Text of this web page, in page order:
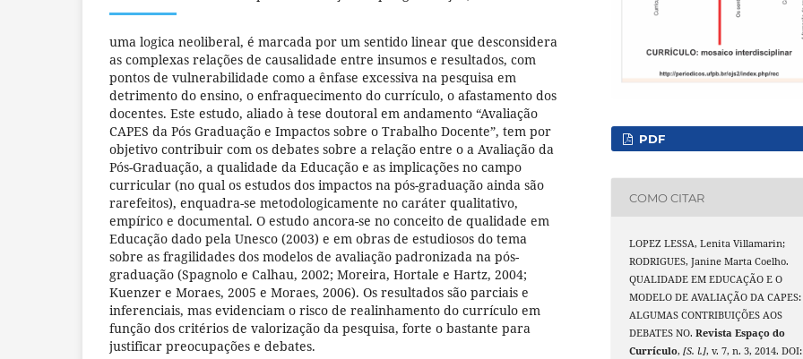
uma logica neoliberal, é marcada por um sentido linear que desconsidera
as complexas relações de causalidade entre insumos e resultados, com
pontos de vulnerabilidade como a ênfase excessiva na pesquisa em
detrimento do ensino, o enfraquecimento do currículo, o afastamento dos
docentes. Este estudo, aliado à tese doutoral em andamento “Avaliação
CAPES da Pós Graduação e Impactos sobre o Trabalho Docente”, tem por
objetivo contribuir com os debates sobre a relação entre o a Avaliação da
Pós-Graduação, a qualidade da Educação e as implicações no campo
curricular (no qual os estudos dos impactos na pós-graduação ainda são
rarefeitos), enquadra-se metodologicamente no caráter qualitativo,
empírico e documental. O estudo ancora-se no conceito de qualidade em
Educação dado pela Unesco (2003) e em obras de estudiosos do tema
sobre as fragilidades dos modelos de avaliação padronizada na pós-
graduação (Spagnolo e Calhau, 2002; Moreira, Hortale e Hartz, 2004;
Kuenzer e Moraes, 2005 e Moraes, 2006). Os resultados são parciais e
inferenciais, mas evidenciam o risco de realinhamento do currículo em
função dos critérios de valorização da pesquisa, forte o bastante para
justificar preocupações e debates.
PDF
COMO CITAR
LOPEZ LESSA, Lenita Villamarin;
RODRIGUES, Janine Marta Coelho.
QUALIDADE EM EDUCAÇÃO E O
MODELO DE AVALIAÇÃO DA CAPES:
ALGUMAS CONTRIBUIÇÕES AOS
DEBATES NO.Revista Espaço do
Currículo,[S. l.], v. 7, n. 3, 2014. DOI: